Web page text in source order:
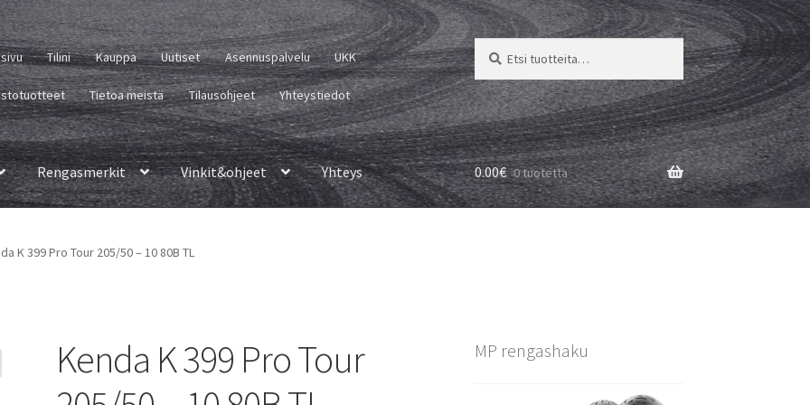
Tilini Kauppa Uutiset Asennuspalvelu UKK
Tietoa meistä Tilausohjeet Yhteystiedot
Etsi:
Haku
Rengasmerkit Vinkit&ohjeet Yhteys 0.00€ 0 tuotetta
K 399 Pro Tour 205/50 – 10 80B TL
Kenda K 399 Pro Tour
MP rengashaku